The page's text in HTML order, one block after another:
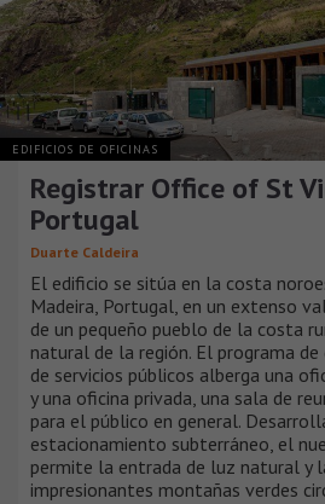
EDIFICIOS DE OFICINAS
Registrar Office of St
Portugal
Duarte Caldeira
El edificio se sitúa en la costa
Madeira, Portugal, en un extenso
de un pequeño pueblo de la costa
natural de la región. El programa
de servicios públicos alberga una
y una oficina privada, una sala de
para el público en general.
estacionamiento subterráneo, el
permite la entrada de luz natural y
impresionantes montañas verdes